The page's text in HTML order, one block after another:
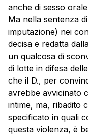
anche di sesso
Ma nella sentenza
imputazione) nei
decisa e redatta
un qualcosa di
di lotte in difesa
che il D., per
avrebbe avvicinato
intime, ma, ribadito
specificato in quali
questa violenza, è